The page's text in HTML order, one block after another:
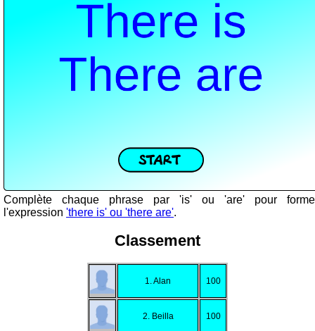
Complète chaque phrase par 'is' ou 'are' pour
l'expression 'there is' ou 'there are'.
Classement
1. Alan 100
2. Beilla 100